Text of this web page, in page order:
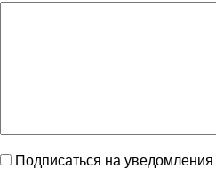
Подписаться на